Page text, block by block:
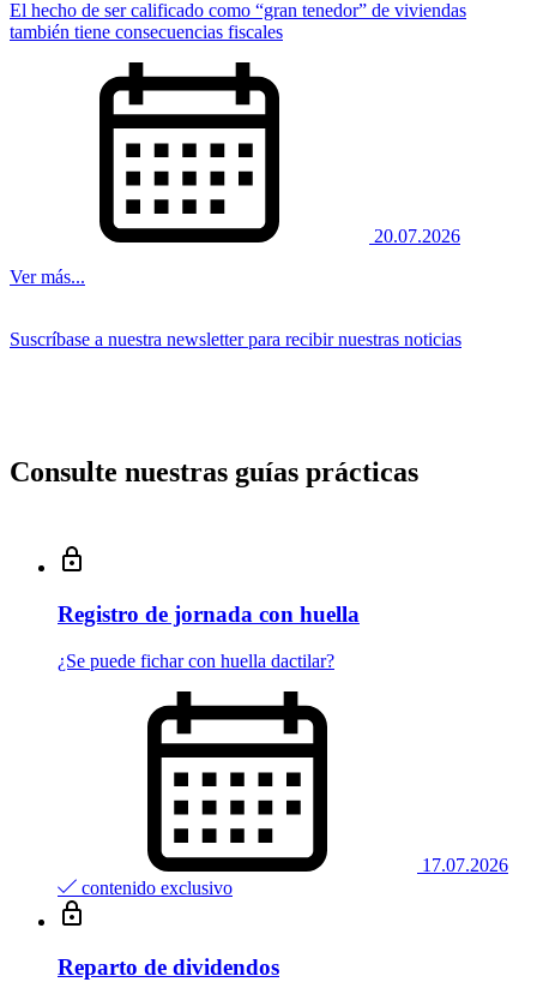
El hecho de ser calificado como “gran tenedor” de viviendas
también tiene consecuencias fiscales
20.07.2026
Ver más...
Suscríbase a nuestra newsletter para recibir nuestras noticias
Consulte nuestras guías prácticas
Registro de jornada con huella
¿Se puede fichar con huella dactilar?
17.07.2026
contenido exclusivo
Reparto de dividendos